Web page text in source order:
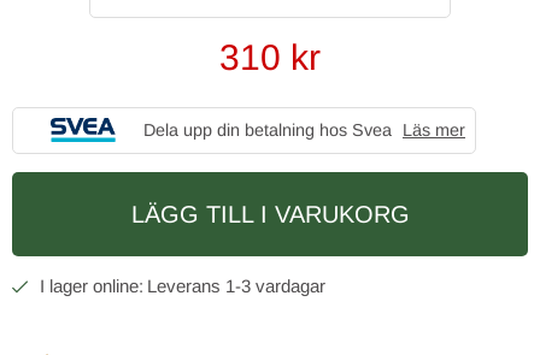
310 kr
Dela upp din betalning hos Svea Läs mer
LÄGG TILL I VARUKORG
1-3 vardagar